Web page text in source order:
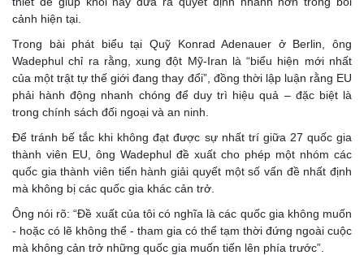
cảnh hiện tại.
Trong bài phát biểu tại Quỹ Konrad Adenauer ở Berlin, ông
Wadephul chỉ ra rằng, xung đột Mỹ-Iran là “biểu hiện mới nhất
của một trật tự thế giới đang thay đổi”, đồng thời lập luận rằng EU
phải hành động nhanh chóng để duy trì hiệu quả – đặc biệt là
trong chính sách đối ngoại và an ninh.
Để tránh bế tắc khi không đạt được sự nhất trí giữa 27 quốc gia
thành viên EU, ông Wadephul đề xuất cho phép một nhóm các
quốc gia thành viên tiến hành giải quyết một số vấn đề nhất định
mà không bị các quốc gia khác cản trở.
Ông nói rõ: “Đề xuất của tôi có nghĩa là các quốc gia không muốn
- hoặc có lẽ không thể - tham gia có thể tạm thời đứng ngoài cuộc
mà không cản trở những quốc gia muốn tiến lên phía trước”.